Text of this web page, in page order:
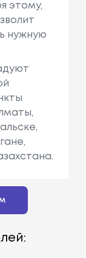
этому,
нужную